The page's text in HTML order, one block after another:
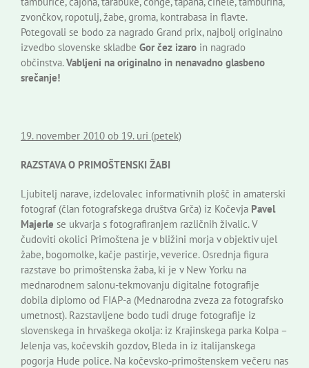
zvončkov, ropotulj, žabe, groma, kontrabasa in flavte.
Potegovali se bodo za nagrado Grand prix, najbolj originalno
izvedbo slovenske skladbe Gor čez izaro in nagrado
občinstva.Vabljeni na originalno in nenavadno glasbeno
srečanje!
19. november 2010 ob 19. uri (petek)
RAZSTAVA O PRIMOŠTENSKI ŽABI
Ljubitelj narave, izdelovalec informativnih plošč in amaterski
fotograf (član fotografskega društva Grča) iz Kočevja Pavel
Majerle se ukvarja s fotografiranjem različnih živalic. V
čudoviti okolici Primoštena je v bližini morja v objektiv ujel
žabe, bogomolke, kačje pastirje, veverice. Osrednja figura
razstave bo primoštenska žaba, ki je v New Yorku na
mednarodnem salonu-tekmovanju digitalne fotografije
dobila diplomo od FIAP-a (Mednarodna zveza za fotografsko
umetnost). Razstavljene bodo tudi druge fotografije iz
slovenskega in hrvaškega okolja: iz Krajinskega parka Kolpa –
Jelenja vas, kočevskih gozdov, Bleda in iz italijanskega
pogorja Hude police. Na kočevsko-primoštenskem večeru nas